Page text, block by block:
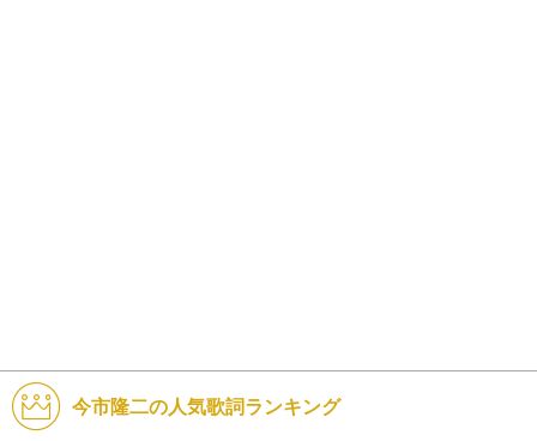
今市隆二の人気歌詞ランキング